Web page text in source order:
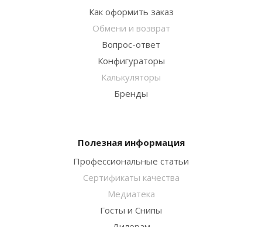
Как оформить заказ
Обмени и возврат
Вопрос-ответ
Конфигураторы
Калькуляторы
Бренды
Полезная информация
Профессиональные статьи
Сертификаты качества
Медиатека
Госты и Снипы